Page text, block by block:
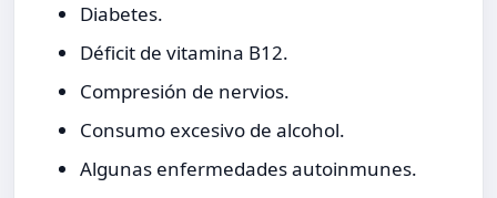
Diabetes.
Déficit de vitamina B12.
Compresión de nervios.
Consumo excesivo de alcohol.
Algunas enfermedades autoinmunes.